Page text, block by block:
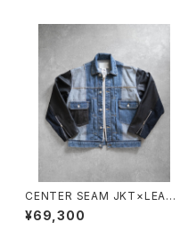
CENTER SEAM JKT×LEATH
ER/16201/センターシームジャ
ケット×レザー
¥69,300